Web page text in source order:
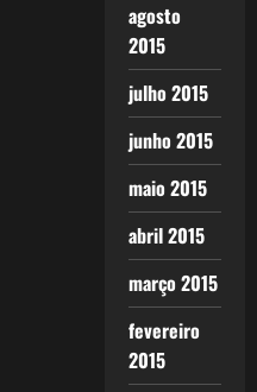
agosto
2015
julho 2015
junho 2015
maio 2015
abril 2015
março 2015
fevereiro
2015